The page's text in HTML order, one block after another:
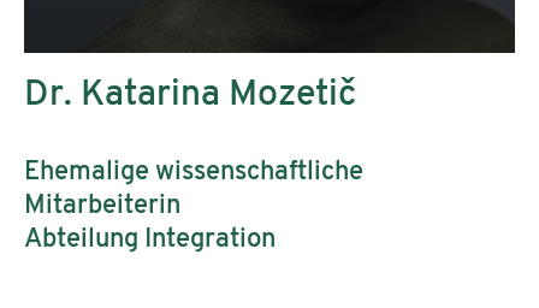
Dr. Katarina Mozetič
Ehemalige wissenschaftliche
Mitarbeiterin
Abteilung Integration